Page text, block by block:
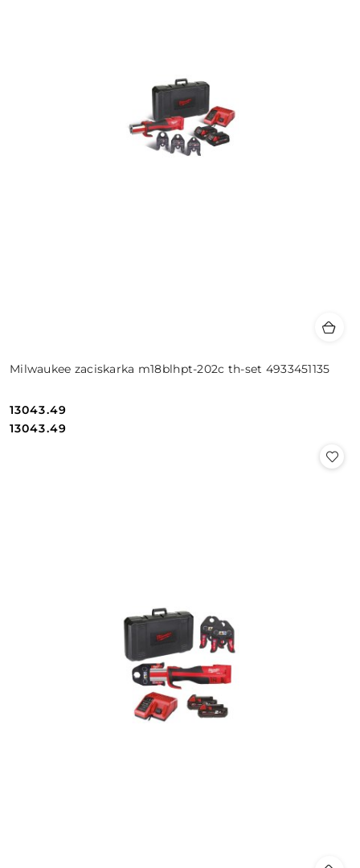
Milwaukee zaciskarka m18blhpt-202c th-set 4933451135
Cena:
13043.49
Cena:
13043.49